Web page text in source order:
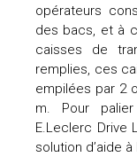
opérateurs
des bacs, et à
caisses de
remplies, ces
empilées par 2
m. Pour
E.Leclerc Drive
solution d’aide à